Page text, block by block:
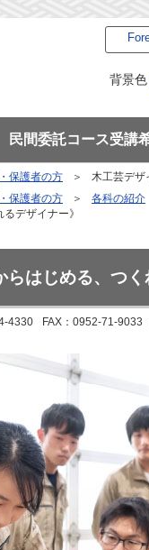
背景色
民間委託コース受講
保護者の方
木工芸デザ
保護者の方 各科の紹介
デザイナー》
はじめる、つく
4330 FAX：0952-71-9033